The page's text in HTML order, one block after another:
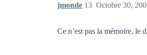
jmonde Octobre 30,
13
Ce n’est pas la mémoire, le